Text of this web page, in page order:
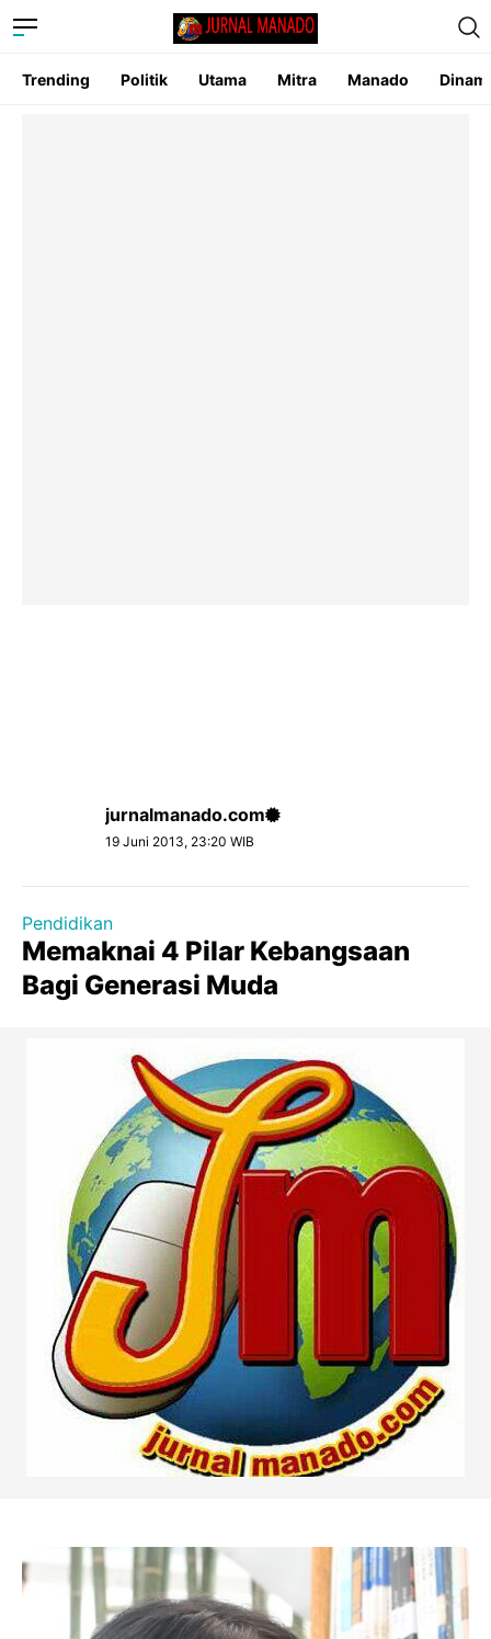
Trending Politik Utama Mitra Manado
jurnalmanado.com
19 Juni 2013, 23:20 WIB
Pendidikan
Memaknai 4 Pilar Kebangsaan
Bagi Generasi Muda